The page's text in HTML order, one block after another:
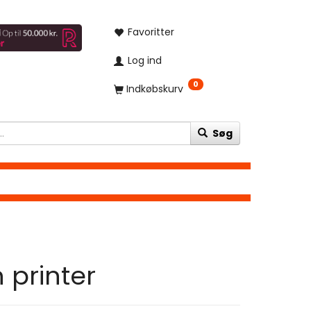
Favoritter
Log ind
Indkøbskurv 0
Søg
printer